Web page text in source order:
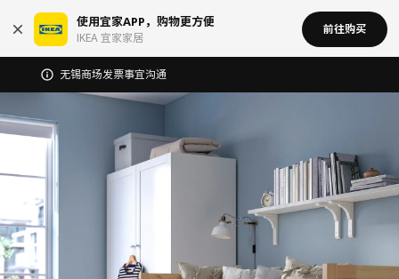
使用宜家APP，购物更方便
IKEA 宜家家居
前往购买
无锡商场发票事宜沟通